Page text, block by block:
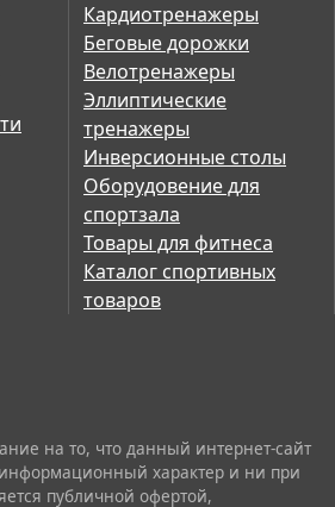
Кардиотренажеры
Беговые дорожки
Велотренажеры
Эллиптические
тренажеры
Инверсионные столы
Оборудовение для
спортзала
Товары для фитнеса
Каталог спортивных
товаров
на то, что данный интернет-сайт
характер и ни при
публичной офертой,